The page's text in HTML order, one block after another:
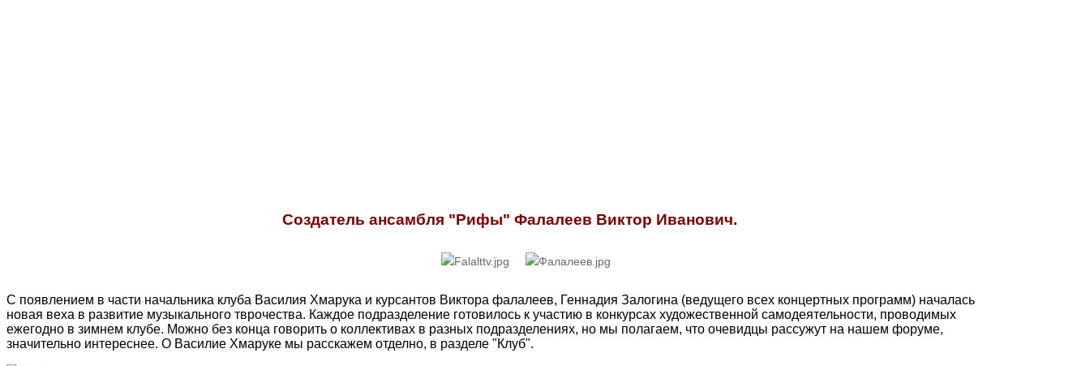
Создатель ансамбля "Рифы" Фалалеев Виктор Иванович.
С появлением в части начальника клуба Василия Хмарука и курсантов Виктора фалалеев, Геннадия Залогина (ведущего всех концертных программ) началась
новая веха в развитие музыкального тврочества. Каждое подразделение готовилось к участию в конкурсах художественной самодеятельности, проводимых
ежегодно в зимнем клубе. Можно без конца говорить о коллективах в разных подразделениях, но мы полагаем, что очевидцы рассужут на нашем форуме,
значительно интереснее. О Василие Хмаруке мы расскажем отделно, в разделе "Клуб".